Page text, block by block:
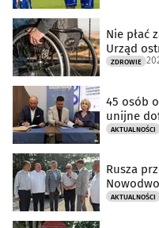
Nie płać
Urząd
ZDROWIE
45 osób
unijne
AKTUALNOŚCI
Rusza
AKTUALNOŚCI